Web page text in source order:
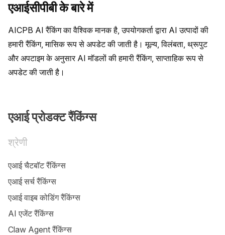
एआईसीपीबी के बारे में
AICPB AI रैंकिंग का वैश्विक मानक है, उपयोगकर्ता द्वारा AI उत्पादों की
हमारी रैंकिंग, मासिक रूप से अपडेट की जाती है। मूल्य, विलंबता, थ्रूपुट
और अपटाइम के अनुसार AI मॉडलों की हमारी रैंकिंग, साप्ताहिक रूप से
अपडेट की जाती है।
एआई प्रोडक्ट रैंकिंग्स
श्रेणी
एआई चैटबॉट रैंकिंग्स
एआई सर्च रैंकिंग्स
एआई वाइब कोडिंग रैंकिंग्स
AI एजेंट रैंकिंग्स
Claw Agent रैंकिंग्स